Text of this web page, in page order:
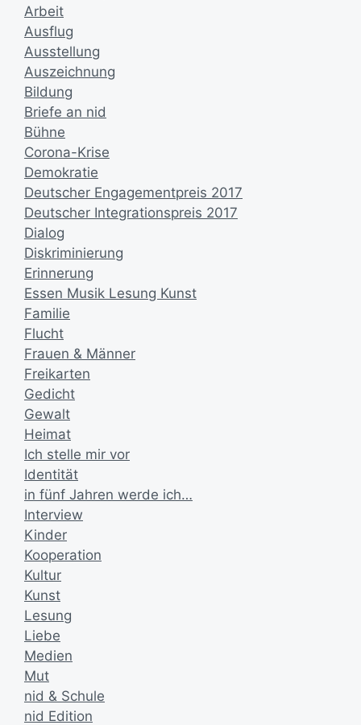
Arbeit
Ausflug
Ausstellung
Auszeichnung
Bildung
Briefe an nid
Bühne
Corona-Krise
Demokratie
Deutscher Engagementpreis 2017
Deutscher Integrationspreis 2017
Dialog
Diskriminierung
Erinnerung
Essen Musik Lesung Kunst
Familie
Flucht
Frauen & Männer
Freikarten
Gedicht
Gewalt
Heimat
Ich stelle mir vor
Identität
in fünf Jahren werde ich…
Interview
Kinder
Kooperation
Kultur
Kunst
Lesung
Liebe
Medien
Mut
nid & Schule
nid Edition